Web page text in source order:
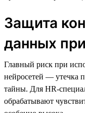
Защита
данных
Главный риск при
нейросетей — утечка
тайны. Для HR-
обрабатывают